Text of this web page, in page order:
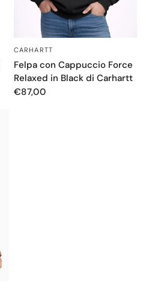
OCCHIATA VELOCE
CARHARTT
Felpa con Cappuccio Force
Relaxed in Black di Carhartt
€87,00